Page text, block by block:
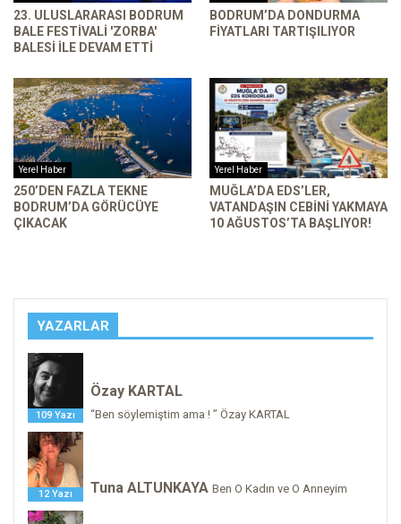
23. ULUSLARARASI BODRUM
BALE FESTIVALI 'ZORBA'
BALESI ILE DEVAM ETTI
BODRUM’DA DONDURMA
FIYATLARI TARTIŞILIYOR
Yerel Haber
250’DEN FAZLA TEKNE
BODRUM’DA GÖRÜCÜYE
ÇIKACAK
Yerel Haber
MUĞLA’DA EDS’LER,
VATANDAŞIN CEBINI YAKMAYA
10 AĞUSTOS’TA BAŞLIYOR!
YAZARLAR
109 Yazı
Özay KARTAL
“Ben söylemiştim ama ! ” Özay KARTAL
12 Yazı Tuna ALTUNKAYA Ben O Kadın ve O Anneyim